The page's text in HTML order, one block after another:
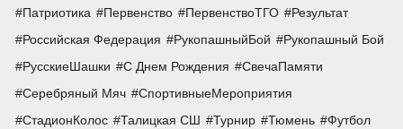
Патриотика
Первенство ПервенствоТГО
Результат
Российская Федерация
РукопашныйБой
Рукопашный Бой
РусскиеШашки
С Днем Рождения
СвечаПамяти
Серебряный Мяч
СпортивныеМероприятия
СтадионКолос
Талицкая СШ Турнир Тюмень
Футбол